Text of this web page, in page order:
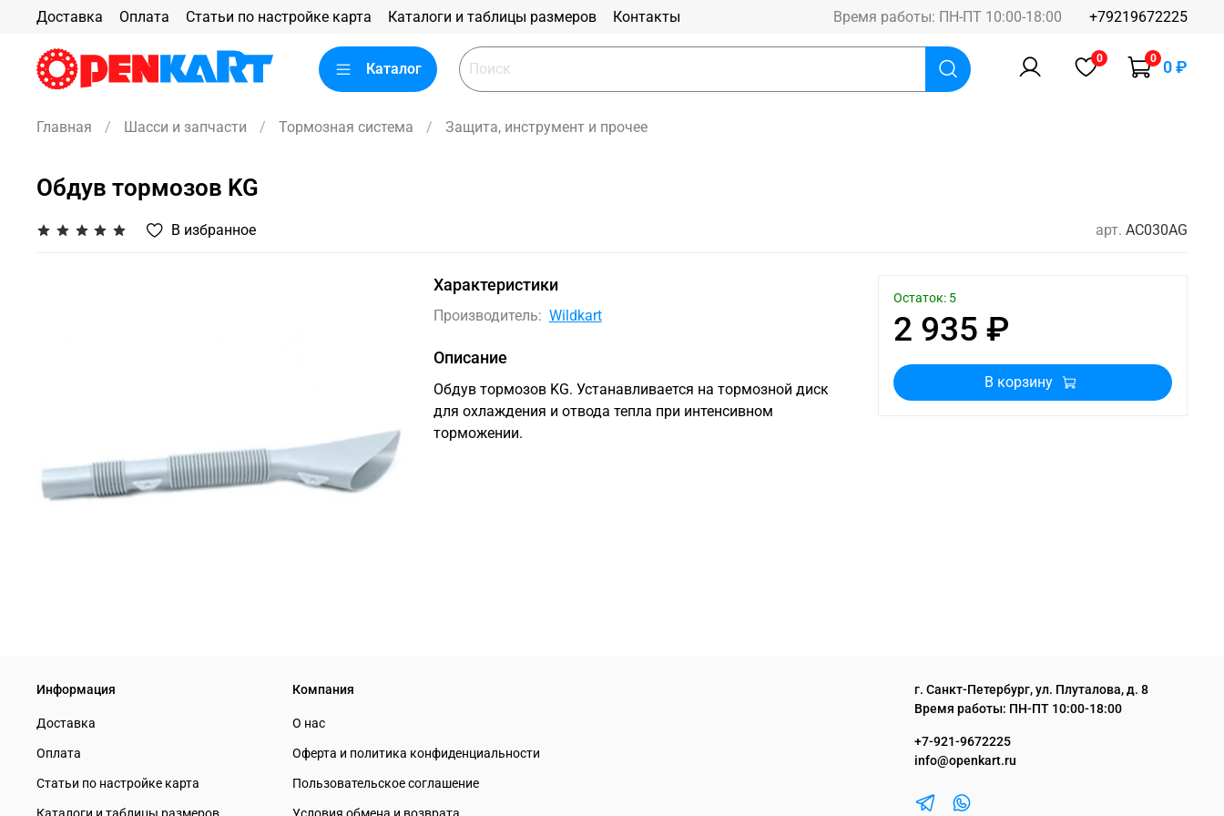
Доставка Оплата Статьи по настройке карта Каталоги и таблицы размеров Контакты Время работы: ПН-ПТ 10:00-18:00 +79219672225
Каталог
0 0 0 ₽
Главная Шасси и запчасти Тормозная система Защита, инструмент и прочее
Обдув тормозов KG
В избранное арт. AC030AG
Характеристики
Производитель: Wildkart
Описание
Обдув тормозов KG. Устанавливается на тормозной диск
для охлаждения и отвода тепла при интенсивном
торможении.
2 935 ₽
Остаток: 5
В корзину
Информация
Доставка
Оплата
Статьи по настройке карта
Компания
О нас
Оферта и политика конфиденциальности
Пользовательское соглашение
г. Санкт-Петербург, ул. Плуталова, д. 8
Время работы: ПН-ПТ 10:00-18:00
+7-921-9672225
info@openkart.ru